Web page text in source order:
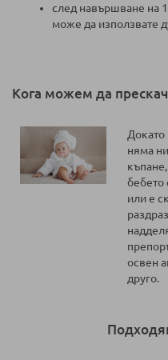
след навършване на
може да използвате
Кога можем да
Докато
няма
бебето
или е
освен
друго.